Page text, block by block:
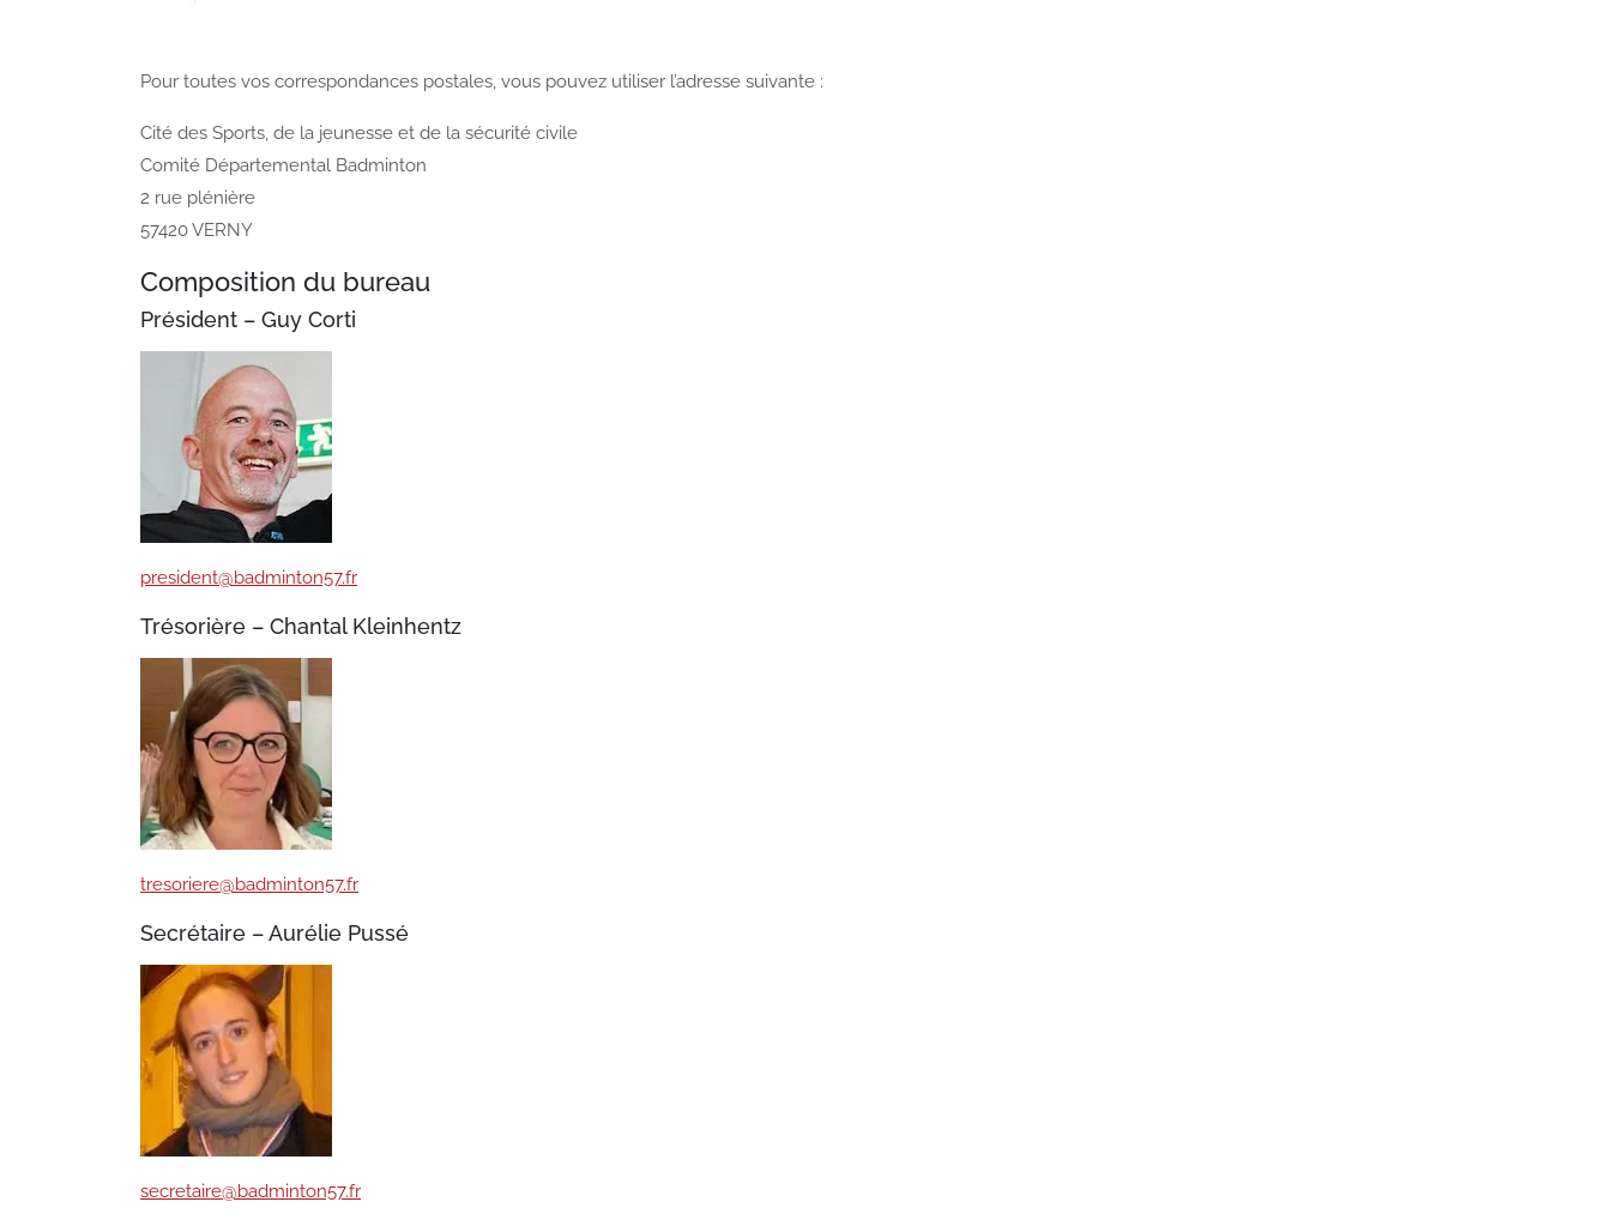
Pour toutes vos correspondances postales, vous pouvez utiliser l’adresse suivante :
Cité des Sports, de la jeunesse et de la sécurité civile
Comité Départemental Badminton
2 rue plénière
57420 VERNY
Composition du bureau
Président – Guy Corti
president@badminton57.fr
Trésorière – Chantal Kleinhentz
tresoriere@badminton57.fr
Secrétaire – Aurélie Pussé
secretaire@badminton57.fr